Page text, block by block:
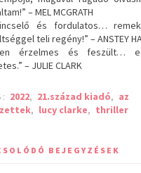
– MEL MCGRATH
és fordulatos…
teli regény!” – ANSTEY
érzelmes és feszült…
– JULIE CLARK
2022, 21.század kiadó, az
, lucy clarke, thriller
BEJEGYZÉSEK